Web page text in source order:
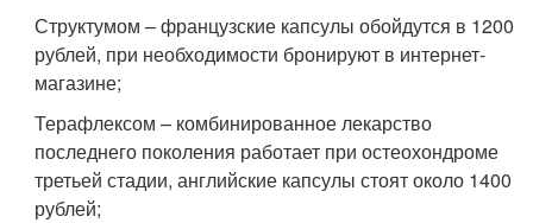
Структумом – французские капсулы обойдутся в 1200
рублей, при необходимости бронируют в интернет-
магазине;
Терафлексом – комбинированное лекарство
последнего поколения работает при остеохондроме
третьей стадии, английские капсулы стоят около 1400
рублей;